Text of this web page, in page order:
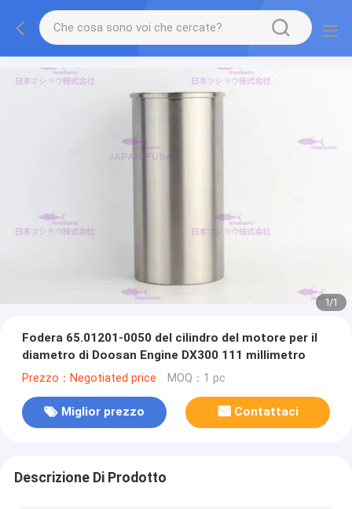
1/1
Fodera 65.01201-0050 del cilindro del motore per il
diametro di Doosan Engine DX300 111 millimetro
Prezzo：Negotiated price MOQ：1 pc
Miglior prezzo Contattaci
Descrizione Di Prodotto